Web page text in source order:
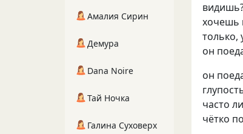
хочешь
только,
он
он
часто
чётко
Амалия Сирин
Демура
Dana Noire
Тай Ночка
Галина Суховерх